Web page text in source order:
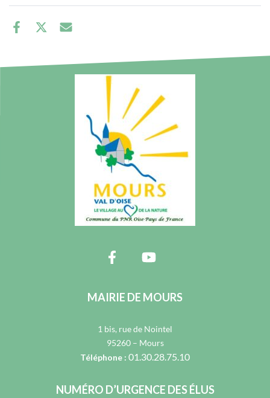
MAIRIE DE MOURS
1 bis, rue de Nointel
95260 – Mours
Téléphone : 01.30.28.75.10
NUMÉRO D’URGENCE DES ÉLUS